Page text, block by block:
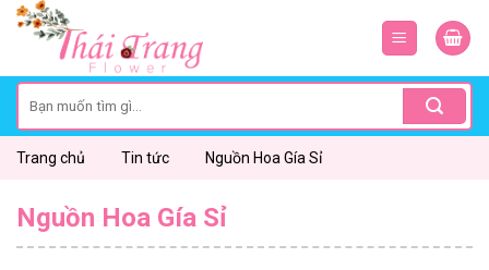
Skip
for:
Trang chủ Tin tức Nguồn Hoa Gía Sỉ
Nguồn Hoa Gía Sỉ